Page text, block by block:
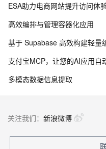
ESA助力电商网站提升访问体
高效编排与管理容器化应用
基于 Supabase 高效构建轻量
支付宝MCP，让您的AI应用自
多模态数据信息提取
关注我们： 新浪微博